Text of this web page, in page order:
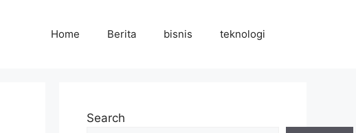
Home Berita bisnis teknologi
Search